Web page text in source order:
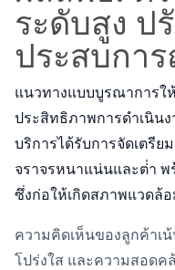
ระดับสูง ป
ประสบกา
แนวทางแบบบูรณาการใ
ประสิทธิภาพการดําเนิน
บริการได้รับการจัดเตรีย
จราจรหนาแน่นและต่ํา
ซึ่งก่อให้เกิดสภาพแวดล้
ความคิดเห็นของลูกค้าเ
โปร่งใส และความสอดค